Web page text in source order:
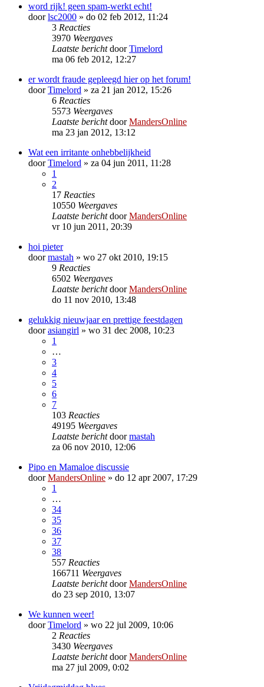
word rijk! geen spam-werkt echt!
doorlsc2000 » do 02 feb 2012, 11:24
3 Reacties
3970 Weergaves
Laatste berichtdoorTimelord
ma 06 feb 2012, 12:27
er wordt fraude gepleegd hier op het forum!
doorTimelord » za 21 jan 2012, 15:26
6 Reacties
5573 Weergaves
Laatste berichtdoorMandersOnline
ma 23 jan 2012, 13:12
Wat een irritante onhebbelijkheid
doorTimelord » za 04 jun 2011, 11:28
1
2
17 Reacties
10550 Weergaves
Laatste berichtdoorMandersOnline
vr 10 jun 2011, 20:39
hoi pieter
doormastah » wo 27 okt 2010, 19:15
9 Reacties
6502 Weergaves
Laatste berichtdoorMandersOnline
do 11 nov 2010, 13:48
gelukkig nieuwjaar en prettige feestdagen
doorasiangirl » wo 31 dec 2008, 10:23
1
…
3
4
5
6
7
103 Reacties
49195 Weergaves
Laatste berichtdoormastah
za 06 nov 2010, 12:06
Pipo en Mamaloe discussie
doorMandersOnline » do 12 apr 2007, 17:29
1
…
34
35
36
37
38
557 Reacties
166711 Weergaves
Laatste berichtdoorMandersOnline
do 23 sep 2010, 13:07
We kunnen weer!
doorTimelord » wo 22 jul 2009, 10:06
2 Reacties
3430 Weergaves
Laatste berichtdoorMandersOnline
ma 27 jul 2009, 0:02